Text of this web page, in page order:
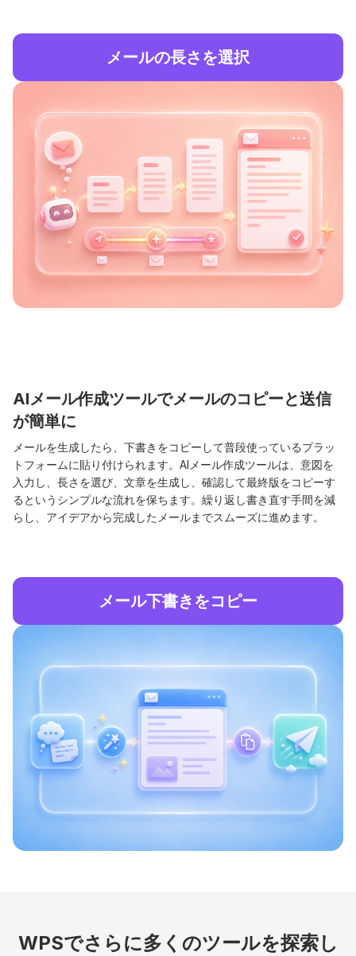
メールの長さを選択
AIメール作成ツールでメールのコピーと送信
が簡単に
メールを生成したら、下書きをコピーして普段使っているプラッ
トフォームに貼り付けられます。AIメール作成ツールは、意図を
入力し、長さを選び、文章を生成し、確認して最終版をコピーす
るというシンプルな流れを保ちます。繰り返し書き直す手間を減
らし、アイデアから完成したメールまでスムーズに進めます。
メール下書きをコピー
WPSでさらに多くのツールを探索し